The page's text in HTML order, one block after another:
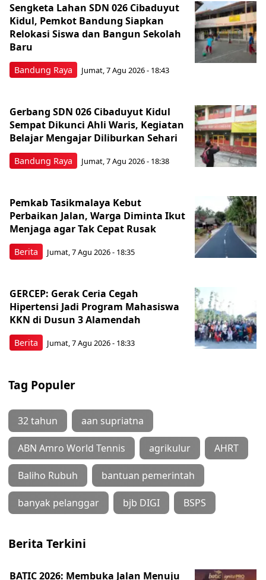
Bandung Raya
Sengketa Lahan SDN 026 Cibaduyut
Kidul, Pemkot Bandung Siapkan
Relokasi Siswa dan Bangun Sekolah
Baru
Jumat, 7 Agu 2026 - 18:43
Bandung Raya
Gerbang SDN 026 Cibaduyut Kidul
Sempat Dikunci Ahli Waris, Kegiatan
Belajar Mengajar Diliburkan Sehari
Jumat, 7 Agu 2026 - 18:38
Berita
Pemkab Tasikmalaya Kebut
Perbaikan Jalan, Warga Diminta Ikut
Menjaga agar Tak Cepat Rusak
Jumat, 7 Agu 2026 - 18:35
Berita
GERCEP: Gerak Ceria Cegah
Hipertensi Jadi Program Mahasiswa
KKN di Dusun 3 Alamendah
Jumat, 7 Agu 2026 - 18:33
Tag Populer
32 tahun aan supriatna
ABN Amro World Tennis agrikulur AHRT
Baliho Rubuh bantuan pemerintah
banyak pelanggar bjb DIGI BSPS
Berita Terkini
BATIC 2026: Membuka Jalan Menuju